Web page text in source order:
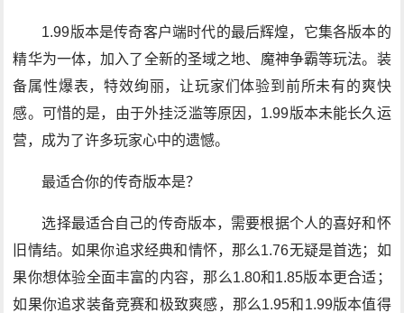
1.99版本是传奇客户端时代的最后辉煌，它集各版本的
精华为一体，加入了全新的圣域之地、魔神争霸等玩法。装
备属性爆表，特效绚丽，让玩家们体验到前所未有的爽快
感。可惜的是，由于外挂泛滥等原因，1.99版本未能长久运
营，成为了许多玩家心中的遗憾。
最适合你的传奇版本是？
选择最适合自己的传奇版本，需要根据个人的喜好和怀
旧情结。如果你追求经典和情怀，那么1.76无疑是首选；如
果你想体验全面丰富的内容，那么1.80和1.85版本更合适；
如果你追求装备竞赛和极致爽感，那么1.95和1.99版本值得